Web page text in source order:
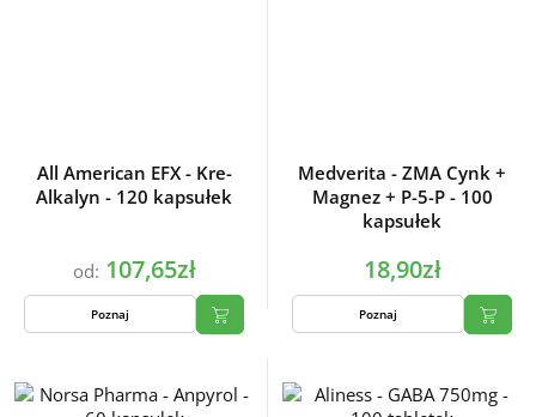
All American EFX - Kre-
Alkalyn - 120 kapsułek
od: 107,65zł
Poznaj
Medverita - ZMA Cynk +
Magnez + P-5-P - 100
kapsułek
18,90zł
Poznaj